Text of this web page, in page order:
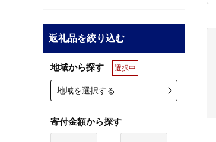
返礼品を絞り込む
地域から探す 選択中
地域を選択する
寄付金額から探す